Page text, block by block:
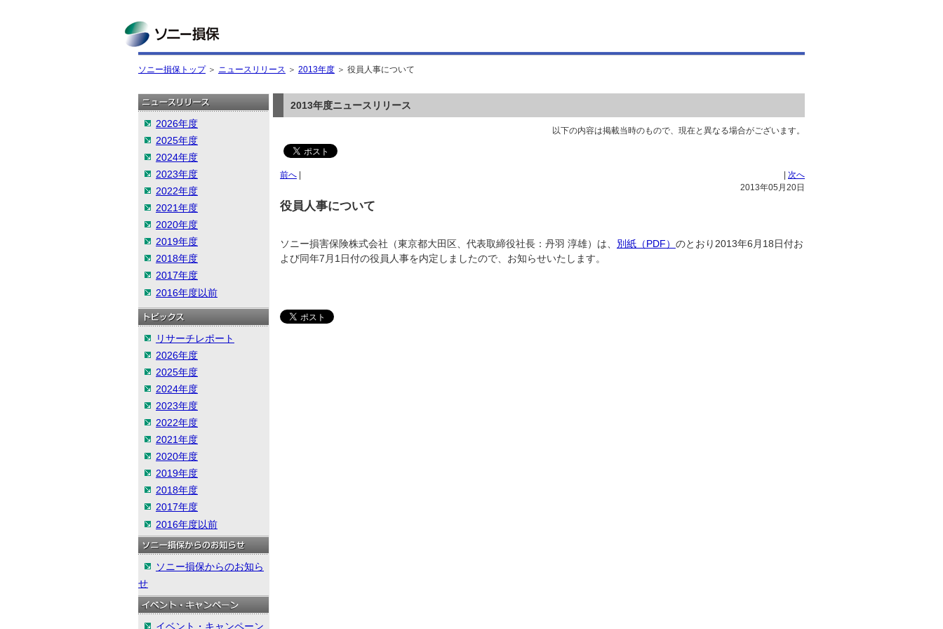
ソニー損保トップ＞ ニュースリリース ＞ 2013年度 ＞ 役員人事について
2026年度
2025年度
2024年度
2023年度
2022年度
2021年度
2020年度
2019年度
2018年度
2017年度
2016年度以前
リサーチレポート
2026年度
2025年度
2024年度
2023年度
2022年度
2021年度
2020年度
2019年度
2018年度
2017年度
2016年度以前
ソニー損保からのお知ら
せ
イベント・キャンペーン
2013年度ニュースリリース
以下の内容は掲載当時のもので、現在と異なる場合がございます。
前へ
次へ
2013年05月20日
役員人事について
ソニー損害保険株式会社（東京都大田区、代表取締役社長：丹羽 淳雄）は、 別紙（PDF） のとおり2013年6月18日付お
よび同年7月1日付の役員人事を内定しましたので、お知らせいたします。